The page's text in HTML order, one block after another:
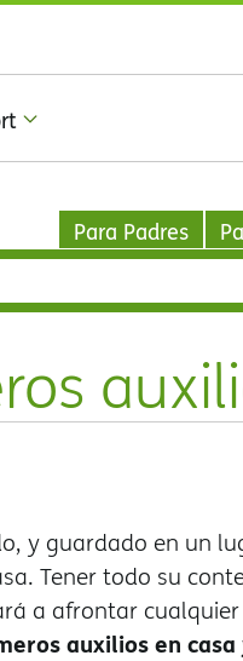
Para Padres
y guardado en un
Tener todo su
a afrontar
auxilios en